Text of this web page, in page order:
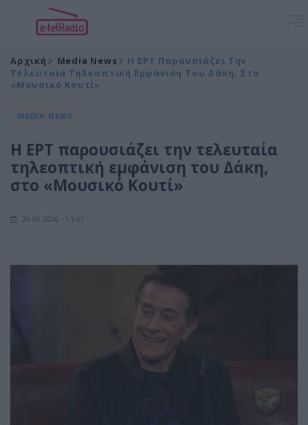
Αρχική Media News
Η ΕΡΤ Παρουσιάζει Την
Τελευταία Τηλεοπτική Εμφάνιση Του Δάκη, Στο
«Μουσικό Κουτί»
MEDIA NEWS
Η ΕΡΤ παρουσιάζει την τελευταία
τηλεοπτική εμφάνιση του Δάκη,
στο «Μουσικό Κουτί»
29.05.2026 - 13:07